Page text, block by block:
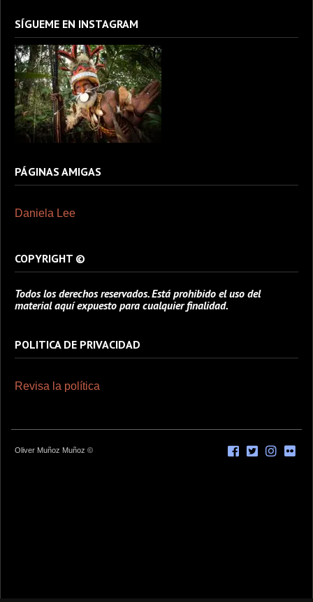
SÍGUEME EN INSTAGRAM
PÁGINAS AMIGAS
Daniela Lee
COPYRIGHT ©
Todos los derechos reservados. Está prohibido el uso del
material aquí expuesto para cualquier finalidad.
POLITICA DE PRIVACIDAD
Revisa la política
Oliver Muñoz Muñoz ©